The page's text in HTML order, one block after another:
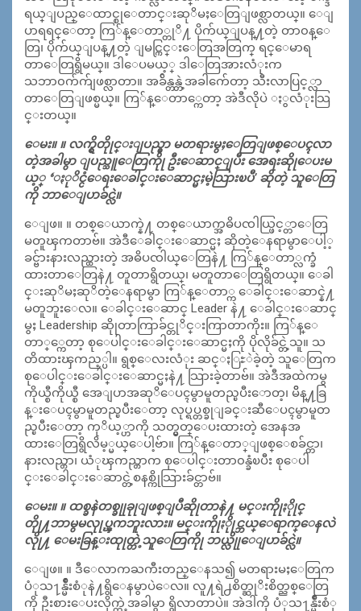
ရယ္ျပည္ေထာင္စုေတာင္းဆုိမႈေတြျဖစ္လာတယ္။ ေျ
ပာရရင္ေတာ့ ကြ်န္ေတာ္တုိ႔ ပိုက်ယ္ျပန္႔တဲ့ တာ၀န္ေ
တြ၊ ပိုက်ယ္ျပန္႔တဲ့ ျမင္ကြင္းေတြအတြက္ ရင္ေမာရ
တာေတြရွိမယ္။ ဒါေပမယ့္ ဒါေတြအားလံုးက
သဘာ၀က်က်ျဖစ္လာတာ။ အခ်ိန္တန္တဲ့အခါက်ေတာ့ သီးလာပြင့္လာ
တာေတြျဖစ္မယ္။ ကြ်န္ေတာ္ကေတာ့ အဲဒီလိုပဲ ႏွလံုးသြ
င္းတယ္။
ေမး။ ။ လက္ရွိတိုုင္းျပည္မွာ မတရားမွႈေတြျဖစ္ေပၚလာ
တဲ့အခါမွာ ျပည္သူေတြကိုု ဦးေဆာင္ျပီး အေရးဆိုုေပးမ
ယ့္ ‘ႏုိင္ငံေရးေခါင္းေဆာင္မႈမဲ့သြားၿပီ’ ဆိုတဲ့ သူေတြ
ကို ဘာေျပာခ်င္လဲ။
ေျဖ။ ။ တစ္ေယာက္နဲ႔ တစ္ေယာက္အဓိပၸါယ္ဖြင့္တာေတြ
မတူၾကတာဗ်။ အဲဒီေခါင္းေဆာင္မႈ ဆိုတဲ့ေနရာမွာေပါ့့
ခင္ဗ်ားနားလည္ထားတဲ့ အဓိပၸါယ္ေတြနဲ႔ ကြ်န္ေတာ္လက္ခံ
ထားတာေတြနဲ႔ တူတာရွိတယ္၊ မတူတာေတြရွိတယ္။ ေခါ
င္းဆုိမႈဆုိတဲ့ေနရာမွာ ကြ်န္ေတာ္က ေခါင္းေဆာင္နဲ႔
မတူဘူးေလ။ ေခါင္းေဆာင္ Leader နဲ႔ ေခါင္းေဆာင္
မွႈ Leadership ဆိုုတာကြာခ်င္တုိင္းကြာတာကိုး။ ကြ်န္ေ
တာ္္ကေတာ့ စုေပါင္းေခါင္းေဆာင္မႈကို ပိုလိုခ်င္တဲ့သူ။ သ
တိထားၾကည့္ပါ။ ရွစ္ေလးလံုး ဆင္ႏြႊဲခဲ့တဲ့ သူေတြက
စုေပါင္းေခါင္းေဆာင္မႈနဲ႔ သြားခဲ့တာဗ်။ အဲဒီအထဲကမွ
ကိုယ္စီကိုယ္စီ အေျပာအဆုိေပၚမွာမူတည္ၿပီးောတ့၊ မိိန္႔ခြ
န္းေပၚမွာမူတည္ၿပီးေတာ့ လုပ္ရပ္တစ္ခုျခင္းဆီေပၚမွာမူတ
ည္ၿပီးေတာ့ ကုိယ့္ဟာကို သတ္မွတ္ေပးထားတဲ့ အေနအ
ထားေတြရွိလိမ့္မယ္ေပါ့ဗ်ာ။ ကြ်န္ေတာ္ျဖစ္ေစခ်င္တာ၊
နားလည္တာ၊ ယံုၾကည္တာက စုေပါင္းတာ၀န္ခံၿပီး စုေပါ
င္းေခါင္းေဆာင္တဲ့စနစ္ကိုသြားခ်င္တာဗ်။
ေမး။ ။ ထစ္ခနဲတစ္ခုုခုုျဖစ္ျပီဆိုုတာနဲ႔ မင္းကိုုႏိုုင္
တိုု႔ဘာမွမလုုပ္ၾကဘူးလား။ မင္းကိုုႏိုုင္ဘယ္ေရာက္ေနလဲ
လိုု႔ ေမးခြန္းထုုတ္တဲ့သူေတြကိုု ဘယ္လိုုေျပာခ်င္လဲ။
ေျဖ။ ။ ဒီေလာကႀကီးတည္ေနသ၍ မတရားမႈေတြက
ပံုသ႑န္မ်ဳိးစံုနဲ႔ရွိေနမွာပဲေလ။ လူ႔ရဲ႕စိတ္ဆုိးစိတ္ညစ္ေတြ
ကို ဦးစားေပးလိုက္တဲ့အခါမွာ ရွိလာတာပဲ။ အဲဒါကို ပံုသ႑န္မ်ဳိးစံု